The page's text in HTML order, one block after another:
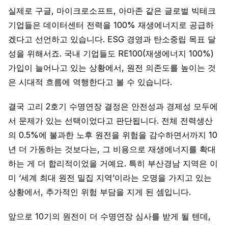
실제로 구글, 마이크로소프트, 아마존 같은 글로벌 빅테크
기업들은 데이터센터 전력을 100% 재생에너지로 공급하
겠다고 선언하고 있습니다. ESG 경영과 탄소중립 목표 달
성을 위해서죠. 국내 기업들도 RE100(재생에너지 100%)
가입이 늘어나고 있는 상황에서, 원전 의존도를 높이는 것
은 시대적 흐름에 역행한다고 볼 수 있습니다.
결국 고리 2호기 수명연장 결정은 안전성과 경제성 모두에
서 문제가 있는 선택이었다고 판단됩니다. 전체 전력생산
의 0.5%에 불과한 노후 원전을 위험을 감수하면서까지 10
년 더 가동하는 것보다는, 그 비용으로 재생에너지를 확대
하는 게 더 합리적이었을 거예요. 특히 부산경남 지역은 이
미 ‘세계 최대 원전 밀집 지역’이라는 오명을 가지고 있는
상황에서, 추가적인 위험 부담을 지게 된 셈입니다.
앞으로 10기의 원전이 더 수명연장 심사를 받게 될 텐데,